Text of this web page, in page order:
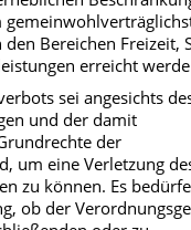
Bereichen Freizeit,
erreicht
sei angesichts
und der damit
der
um eine Verletzung
zu können. Es bedürfe
ob der